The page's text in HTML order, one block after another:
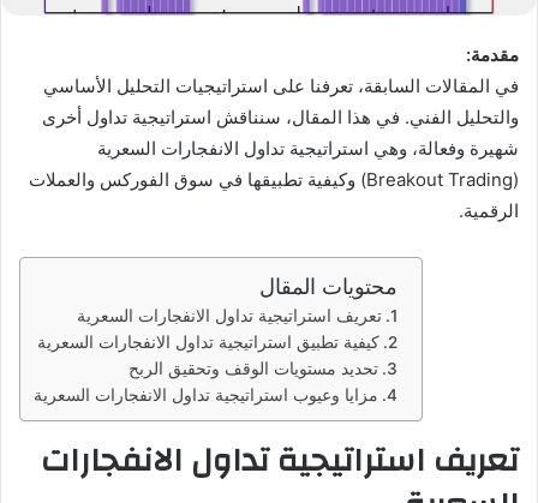
مقدمة:
في المقالات السابقة، تعرفنا على استراتيجيات التحليل الأساسي
والتحليل الفني. في هذا المقال، سنناقش استراتيجية تداول أخرى
شهيرة وفعالة، وهي استراتيجية تداول الانفجارات السعرية
(Breakout Trading) وكيفية تطبيقها في سوق الفوركس والعملات
الرقمية.
محتويات المقال
تعريف استراتيجية تداول الانفجارات السعرية
كيفية تطبيق استراتيجية تداول الانفجارات السعرية
تحديد مستويات الوقف وتحقيق الربح
مزايا وعيوب استراتيجية تداول الانفجارات السعرية
تعريف استراتيجية تداول الانفجارات